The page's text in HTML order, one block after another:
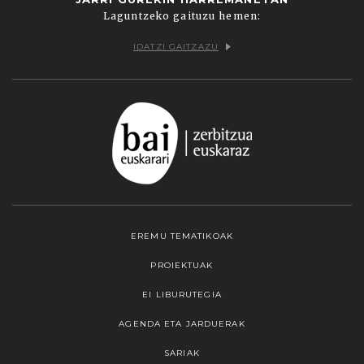
Laguntzeko gaituzu hemen:
IDATZI GAITZAZU
EREMU TEMATIKOAK
PROIEKTUAK
EI LIBURUTEGIA
AGENDA ETA JARDUERAK
SARIAK